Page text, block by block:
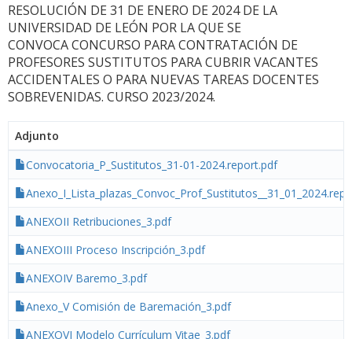
RESOLUCIÓN DE 31 DE ENERO DE 2024 DE LA
UNIVERSIDAD DE LEÓN POR LA QUE SE
CONVOCA CONCURSO PARA CONTRATACIÓN DE
PROFESORES SUSTITUTOS PARA CUBRIR VACANTES
ACCIDENTALES O PARA NUEVAS TAREAS DOCENTES
SOBREVENIDAS. CURSO 2023/2024.
Adjunto
Convocatoria_P_Sustitutos_31-01-2024.report.pdf
ANEXOII Retribuciones_3.pdf
ANEXOIII Proceso Inscripción_3.pdf
ANEXOIV Baremo_3.pdf
Anexo_V Comisión de Baremación_3.pdf
ANEXOVI Modelo Currículum Vitae_3.pdf